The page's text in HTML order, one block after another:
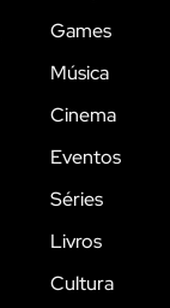
Games
Música
Cinema
Eventos
Séries
Livros
Cultura